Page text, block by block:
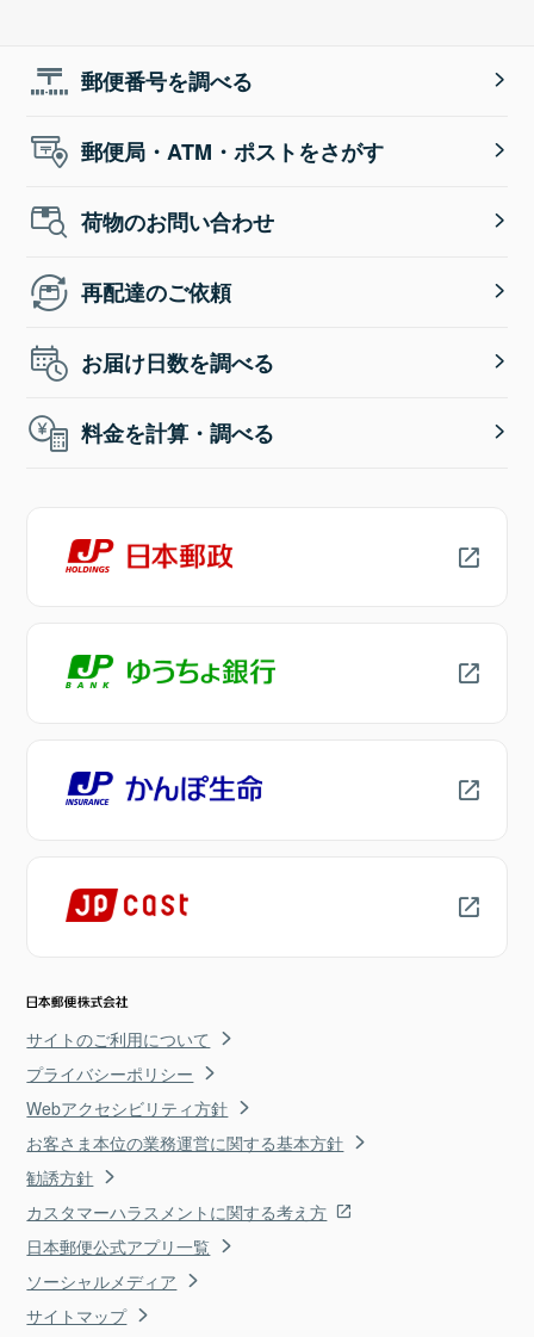
郵便番号を調べる
郵便局・ATM・ポストをさがす
荷物のお問い合わせ
再配達のご依頼
お届け日数を調べる
料金を計算・調べる
サイトのご利用について
プライバシーポリシー
Webアクセシビリティ方針
お客さま本位の業務運営に関する基本方針
勧誘方針
カスタマーハラスメントに関する考え方
日本郵便公式アプリ一覧
ソーシャルメディア
サイトマップ